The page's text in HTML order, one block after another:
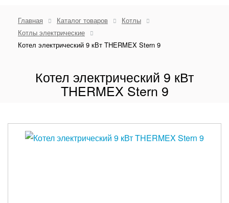
Главная Каталог товаров
Котлы
Котлы электрические
Котел электрический 9 кВт THERMEX Stern 9
Котел электрический 9 кВт
THERMEX Stern 9